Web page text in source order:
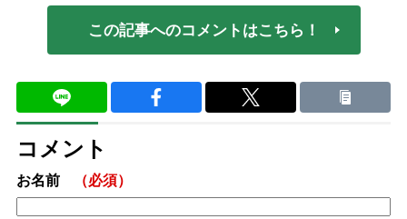
この記事へのコメントはこちら！
コメント
お名前 （必須）